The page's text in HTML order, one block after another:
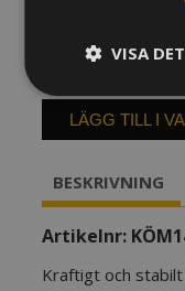
Bastrombon
Svart
149/1
LÄGG TILL I
BESKRIVNING
Artikelnr:
Kraftigt och
VISA